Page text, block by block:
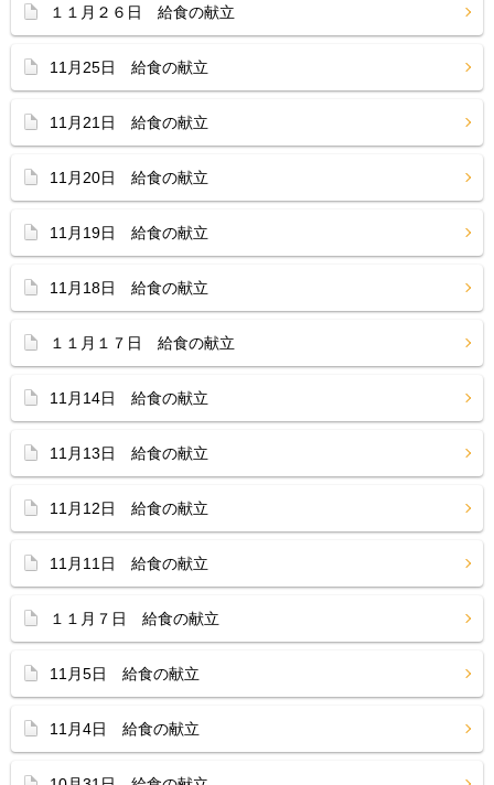
１１月２６日 給食の献立
11月25日 給食の献立
11月21日 給食の献立
11月20日 給食の献立
11月19日 給食の献立
11月18日 給食の献立
１１月１７日 給食の献立
11月14日 給食の献立
11月13日 給食の献立
11月12日 給食の献立
11月11日 給食の献立
１１月７日 給食の献立
11月5日 給食の献立
11月4日 給食の献立